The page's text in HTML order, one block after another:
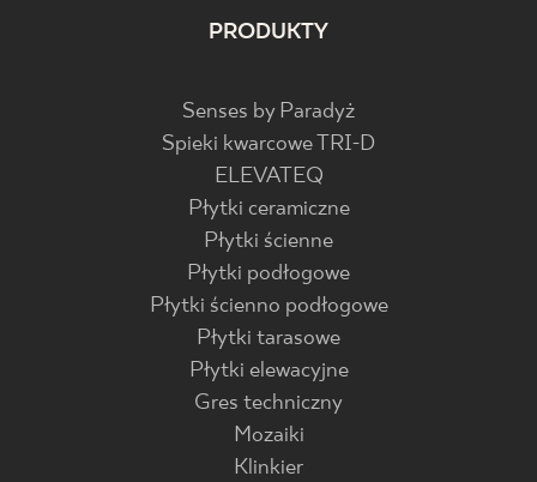
PRODUKTY
Senses by Paradyż
Spieki kwarcowe TRI-D
ELEVATEQ
Płytki ceramiczne
Płytki ścienne
Płytki podłogowe
Płytki ścienno podłogowe
Płytki tarasowe
Płytki elewacyjne
Gres techniczny
Mozaiki
Klinkier